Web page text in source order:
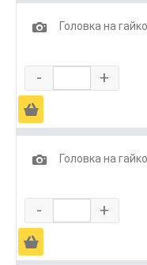
1
Головка на
- +
Ä
1
Головка на
- +
Ä